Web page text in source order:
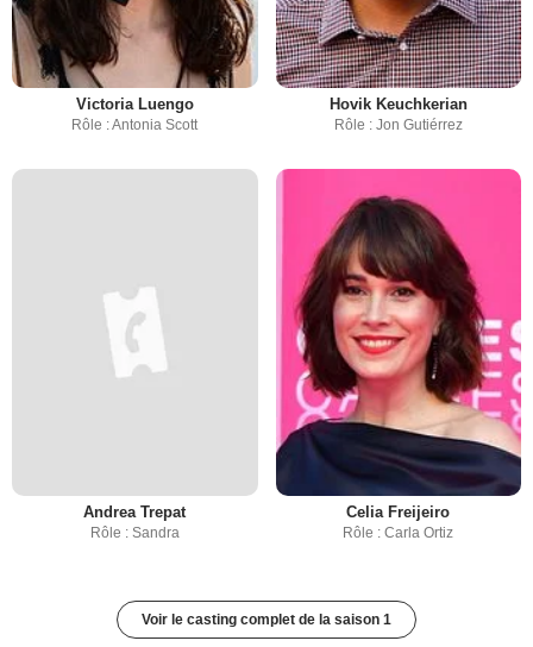
Victoria Luengo
Rôle : Antonia Scott
Hovik Keuchkerian
Rôle : Jon Gutiérrez
Andrea Trepat
Rôle : Sandra
Celia Freijeiro
Rôle : Carla Ortiz
Voir le casting complet de la saison 1